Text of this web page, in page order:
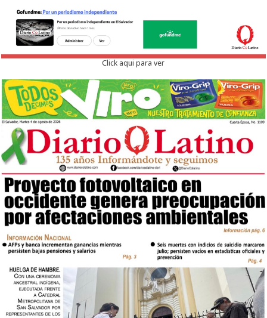
Click aqui para ver